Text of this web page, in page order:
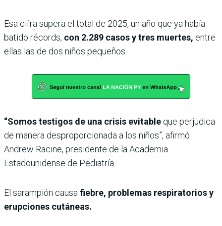
Esa cifra supera el total de 2025, un año que ya había
batido récords, con 2.289 casos y tres muertes, entre
ellas las de dos niños pequeños.
“Somos testigos de una crisis evitable que perjudica
de manera desproporcionada a los niños”, afirmó
Andrew Racine, presidente de la Academia
Estadounidense de Pediatría.
El sarampión causa fiebre, problemas respiratorios y
erupciones cutáneas.